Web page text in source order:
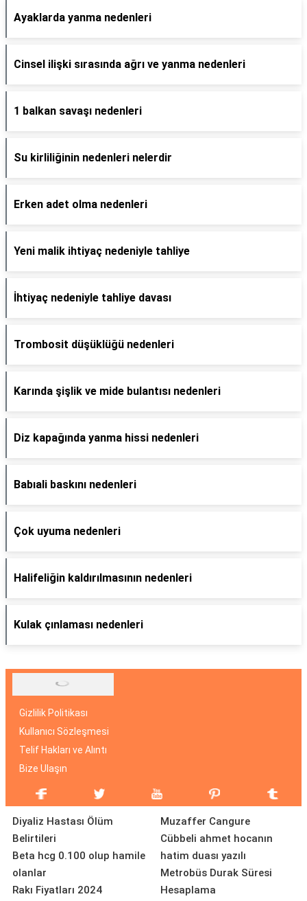
Ayaklarda yanma nedenleri
Cinsel ilişki sırasında ağrı ve yanma nedenleri
1 balkan savaşı nedenleri
Su kirliliğinin nedenleri nelerdir
Erken adet olma nedenleri
Yeni malik ihtiyaç nedeniyle tahliye
İhtiyaç nedeniyle tahliye davası
Trombosit düşüklüğü nedenleri
Karında şişlik ve mide bulantısı nedenleri
Diz kapağında yanma hissi nedenleri
Babıali baskını nedenleri
Çok uyuma nedenleri
Halifeliğin kaldırılmasının nedenleri
Kulak çınlaması nedenleri
Gizlilik Politikası
Kullanıcı Sözleşmesi
Telif Hakları ve Alıntı
Bize Ulaşın
Diyaliz Hastası Ölüm
Belirtileri
Beta hcg 0.100 olup hamile
olanlar
Rakı Fiyatları 2024
Muzaffer Cangure
Cübbeli ahmet hocanın
hatim duası yazılı
Metrobüs Durak Süresi
Hesaplama